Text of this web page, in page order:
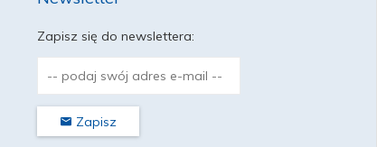
Zapisz się do newslettera:
Zapisz